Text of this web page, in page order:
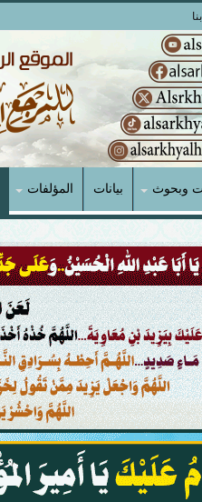
وبحوث بيانات المؤلفات